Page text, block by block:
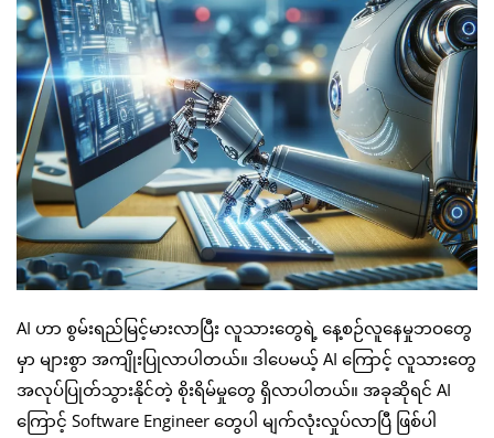
AI ဟာ စွမ်းရည်မြင့်မားလာပြီး လူသားတွေရဲ့ နေ့စဉ်လူနေမှုဘဝတွေ
မှာ များစွာ အကျိုးပြုလာပါတယ်။ ဒါပေမယ့် AI ကြောင့် လူသားတွေ
အလုပ်ပြုတ်သွားနိုင်တဲ့ စိုးရိမ်မှုတွေ ရှိလာပါတယ်။ အခုဆိုရင် AI
ကြောင့် Software Engineer တွေပါ မျက်လုံးလှုပ်လာပြီ ဖြစ်ပါ